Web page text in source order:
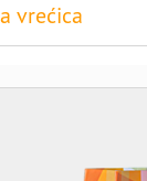
vrećica